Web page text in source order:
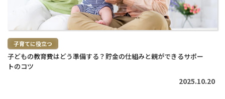
子育てに役立つ
子どもの教育費はどう準備する？貯金の仕組みと親ができるサポー
トのコツ
2025.10.20